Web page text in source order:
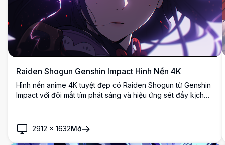
Raiden Shogun Genshin Impact Hình Nền 4K
Hình nền anime 4K tuyệt đẹp có Raiden Shogun từ Genshin
Impact với đôi mắt tím phát sáng và hiệu ứng sét đầy kịch
huyền ảo và các yếu tố thị giác năng động.
2912 × 1632Mở